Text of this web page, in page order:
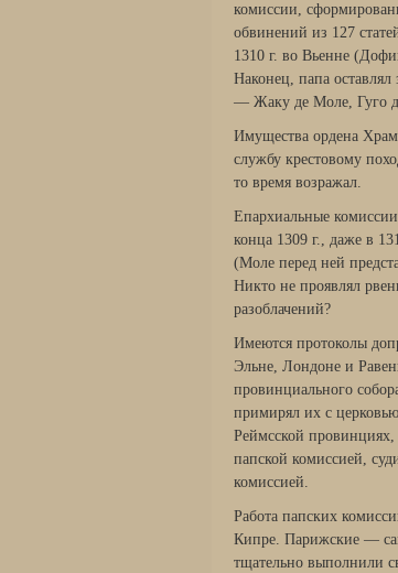
комиссии,
обвинений из 127
1310 г. во Вьенне
Наконец, папа
— Жаку де Моле, Гуго
Имущества ордена
службу крестовому
то время возражал.
Епархиальные
конца 1309 г., даже в
(Моле перед ней
Никто не проявлял
разоблачений?
Имеются протоколы
Эльне, Лондоне и
провинци­ального
примирял их с
Реймсской провинциях,
папской комиссией,
комиссией.
Работа папских
Кипре. Парижские —
тща­тельно выполнили